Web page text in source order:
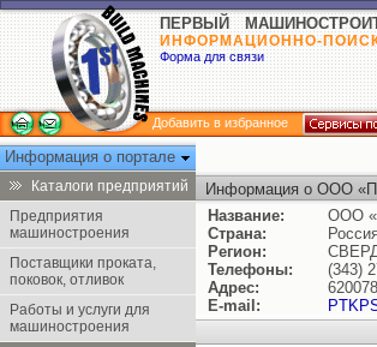
ПЕРВЫЙ
ИНФОРМАЦИОННО-
Форма для связи
Добавить в избранное
Информация о портале
Каталоги предприятий
Предприятия
машиностроения
Поставщики проката,
поковок, отливок
Работы и услуги для
машиностроения
Информация о ООО
Название:
ООО
Страна:
Регион:
Телефоны:
(343)
Адрес:
E-mail: